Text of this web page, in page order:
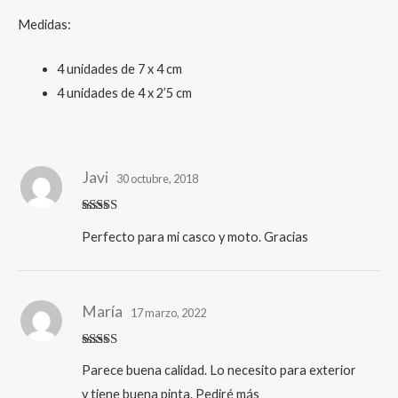
Medidas:
4 unidades de 7 x 4 cm
4 unidades de 4 x 2’5 cm
con5de 5
Javi 30 octubre, 2018
Perfecto para mi casco y moto. Gracias
con5de 5
María 17 marzo, 2022
Parece buena calidad. Lo necesito para exterior
y tiene buena pinta. Pediré más